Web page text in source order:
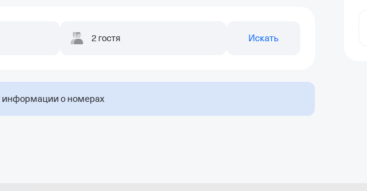
2 гостя Искать
информации о номерах